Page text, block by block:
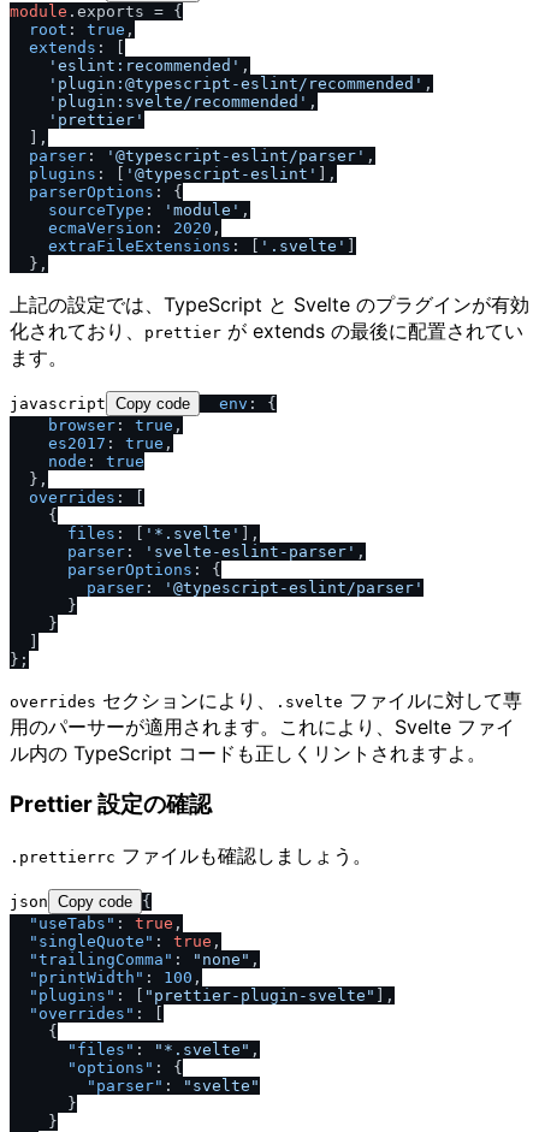
module . exports = {
root : true ,
extends : [
'eslint:recommended' ,
'plugin:@typescript-eslint / recommended' ,
'plugin:svelte / recommended' ,
'prettier'
  ],
parser : '@typescript-eslint /parser' ,
plugins : [ '@typescript-eslint'
],
parserOptions : {
sourceType : 'module' ,
ecmaVersion : 2020 ,
extraFileExtensions : [ '.svelte'
上記の設定では、TypeScript と Svelte のプラグインが有効
化されており、
prettier が extends の最後に配置されてい
ます。
javascript Copy code env : {
browser : true ,
es2017 : true ,
node : true
  },
overrides : [
    {
files : [ '*.svelte'
],
parser : 'svelte-eslint-parser' ,
parserOptions : {
parser : '@typescript-eslint /parser'
      }
    }
overrides セクションにより、 .svelte ファイルに対して専
用のパーサーが適用されます。これにより、Svelte ファイ
ル内の TypeScript コードも正しくリントされますよ。
Prettier 設定の確認
.prettierrc ファイルも確認しましょう。
json Copy code {
"useTabs" : true ,
"singleQuote" : true ,
"trailingComma" : "none" ,
"printWidth" : 100 ,
"plugins" : "prettier-plugin-svelte"
,
"overrides" :
{
"files" : "*.svelte" ,
"options" :
{
"parser" :
"svelte"
}
}